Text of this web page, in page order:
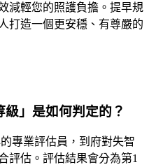
減輕您的照護負擔。提早規
打造一個更安穩、有尊嚴的
」是如何判定的？
專業評估員，到府對失智
評估。評估結果會分為第1